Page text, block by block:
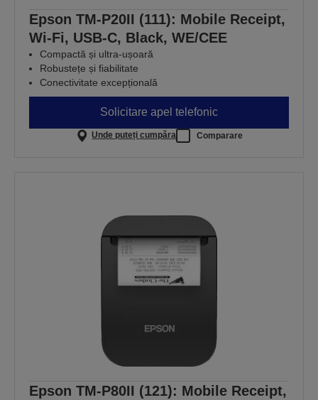
Epson TM-P20II (111): Mobile Receipt,
Wi-Fi, USB-C, Black, WE/CEE
Compactă și ultra-ușoară
Robustețe și fiabilitate
Conectivitate excepțională
Solicitare apel telefonic
Unde puteți cumpăra Comparare
Epson TM-P80II (121): Mobile Receipt,